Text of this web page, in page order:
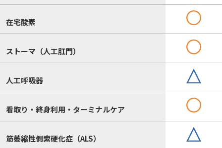
在宅酸素
ストーマ（人工肛門）
人工呼吸器
看取り・終身利用・ターミナルケア
筋萎縮性側索硬化症（ALS）